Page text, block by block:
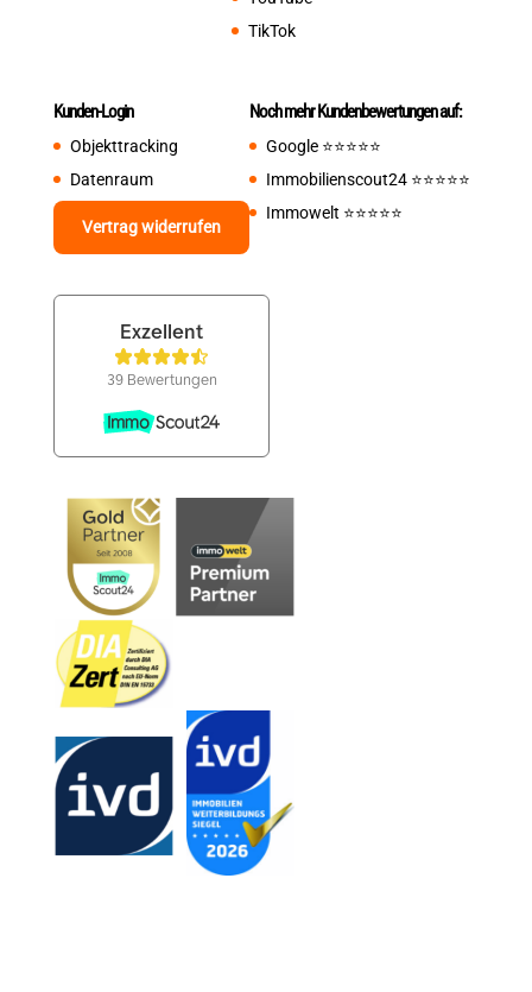
TikTok
Kunden-Login
Objekttracking
Datenraum
Vertrag widerrufen
Noch mehr Kundenbewertungen auf:
Google ⭐️⭐️⭐️⭐️⭐️
Immobilienscout24 ⭐️⭐️⭐️⭐️⭐️
Immowelt ⭐️⭐️⭐️⭐️⭐️